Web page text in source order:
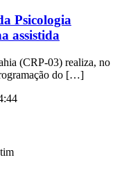
Psicologia
assistida
(CRP-03) realiza, no
do […]